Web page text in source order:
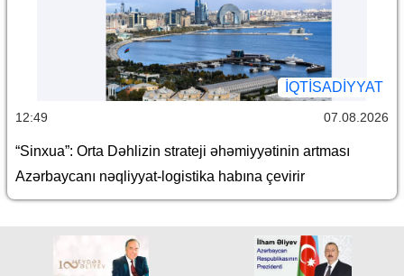
İQTİSADİYYAT
12:49 07.08.2026
“Sinxua”: Orta Dəhlizin strateji əhəmiyyətinin artması
Azərbaycanı nəqliyyat-logistika habına çevirir